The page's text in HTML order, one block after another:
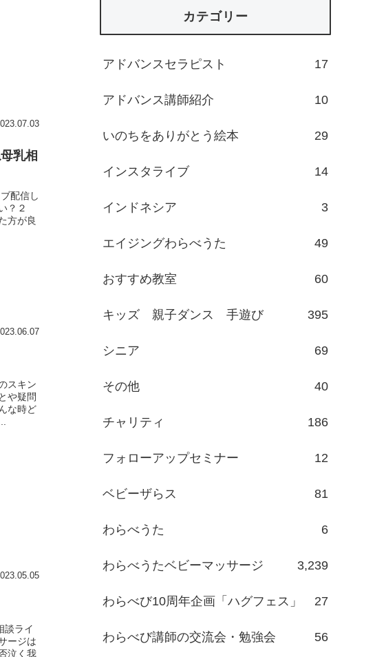
乳相
配信し
？２
方が良
スキン
や疑問
な時ど
談ライ
ージは
泣く我
カテゴリー
アドバンスセラピスト 17
アドバンス講師紹介 10
いのちをありがとう絵本 29
インスタライブ 14
インドネシア 3
エイジングわらべうた 49
おすすめ教室 60
キッズ 親子ダンス 手遊び 395
シニア 69
その他 40
チャリティ 186
フォローアップセミナー 12
ベビーザらス 81
わらべうた 6
わらべうたベビーマッサージ 3,239
わらべび10周年企画「ハグフェス」 27
わらべび講師の交流会・勉強会 56